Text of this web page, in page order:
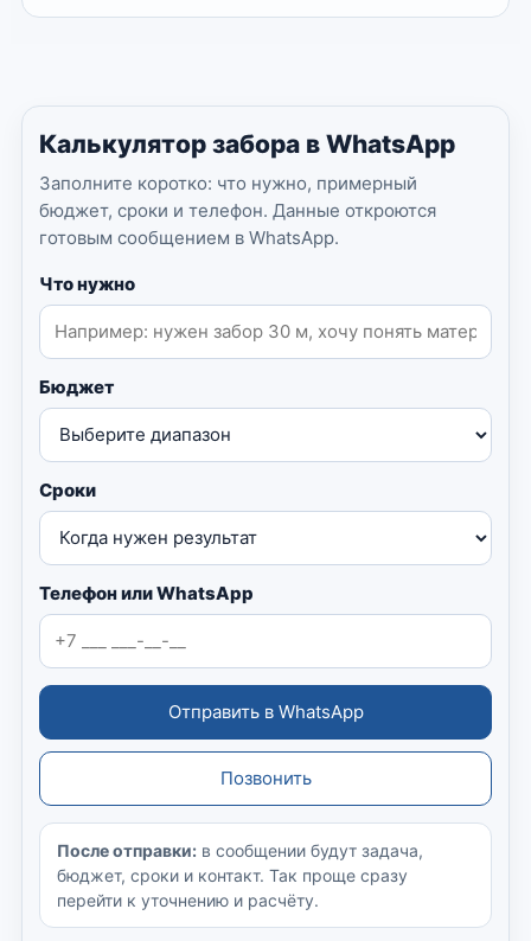
Калькулятор забора в WhatsApp
Заполните коротко: что нужно, примерный
бюджет, сроки и телефон. Данные откроются
готовым сообщением в WhatsApp.
Что нужно
Бюджет
Сроки
Телефон или WhatsApp
Отправить в WhatsApp
Позвонить
После отправки: в сообщении будут задача,
бюджет, сроки и контакт. Так проще сразу
перейти к уточнению и расчёту.